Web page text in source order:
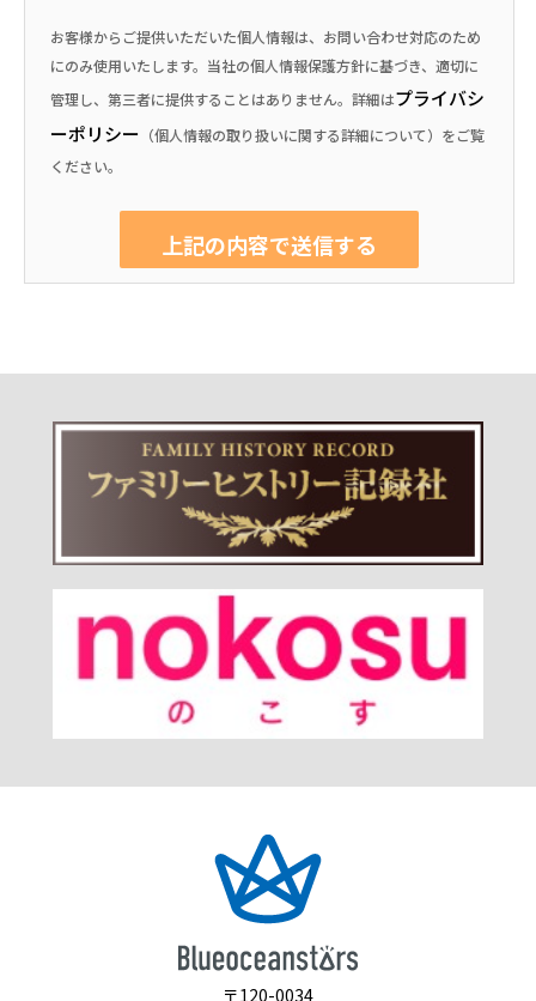
お客様からご提供いただいた個人情報は、お問い合わせ対応のため
にのみ使用いたします。当社の個人情報保護方針に基づき、適切に
管理し、第三者に提供することはありません。詳細はプライバシ
ーポリシー （個人情報の取り扱いに関する詳細について）をご覧
ください。
〒120-0034